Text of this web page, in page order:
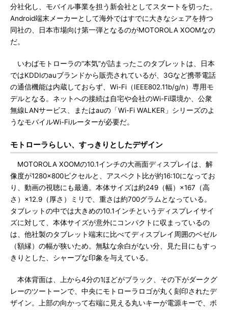
分社化し、モバイル事業を担う新会社としてスタートを切った。
Android端末メーカーとして海外ではすでに大きなシェアを持つ
同社の、日本市場向け第一弾となるのがMOTOROLA XOOMなの
だ。
いわばモトローラの“本気”が詰まったこのタブレットは、日本
ではKDDIのauブランドから販売されているが、3Gなど携帯電話
の通信機能は内蔵しておらず、Wi-Fi（IEEE802.11b/g/n）専用モ
デルとなる。ネットへの接続は自宅や会社のWi-Fi環境か、公衆
無線LANサービス、またはauの「Wi-Fi WALKER」シリーズのよ
うなモバイルWi-Fiルーターが必要だ。
モトローラらしい、すっきりとしたデザイン
MOTOROLA XOOMの10.1インチの大画面ディスプレイは、解
像度が1280×800ピクセルと、アスペクト比が約16:10になってお
り、動画の視聴にも最適。本体サイズは約249（幅）×167（高
さ）×12.9（厚さ）ミリで、重さは約700グラムとなっている。
タブレットの中では大きめの10.1インチというディスプレイサイ
ズに対して、本体サイズが意外にコンパクトに収まっているの
は、他社製のタブレット端末に比べてディスプレイ周囲のベゼル
（額縁）の幅が狭いため。無駄な余白がない分、見た目にもすっ
きりとした、シャープな印象を与えている。
本体背面は、上から4分の1ほどがブラック、その下がダークグ
レーのツートーンで、中央にモトローラロゴが丸く刻印されたデ
ザイン。上部の向かって右端に見える丸いキーが電源キーで、ボ